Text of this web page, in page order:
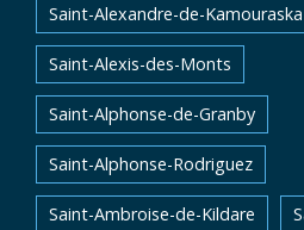
Saint-Alexandre-de-Kamouraska
Saint-Alexis-des-Monts
Saint-Alphonse-de-Granby
Saint-Alphonse-Rodriguez
Saint-Ambroise-de-Kildare